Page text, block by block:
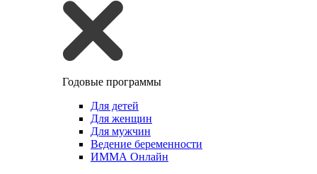
Годовые программы
Для детей
Для женщин
Для мужчин
Ведение беременности
ИММА Онлайн